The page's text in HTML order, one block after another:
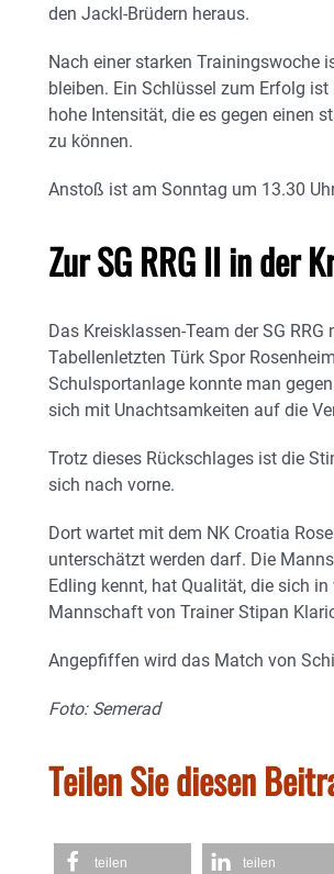
den Jackl-Brüdern heraus.
Nach einer starken Trainingswoche
bleiben. Ein Schlüssel zum Erfolg
hohe Intensität, die es gegen einen
zu können.
Anstoß ist am Sonntag um 13.30
Zur SG RRG II in der
Das Kreisklassen-Team der SG
Tabellenletzten Türk Spor
Schulsportanlage konnte man
sich mit Unachtsamkeiten auf die
Trotz dieses Rückschlages ist die
sich nach vorne.
Dort wartet mit dem NK Croatia
unterschätzt werden darf. Die
Edling kennt, hat Qualität, die sich
Mannschaft von Trainer Stipan
Angepfiffen wird das Match von
Foto: Semerad
Teilen Sie diesen
teilen teilen